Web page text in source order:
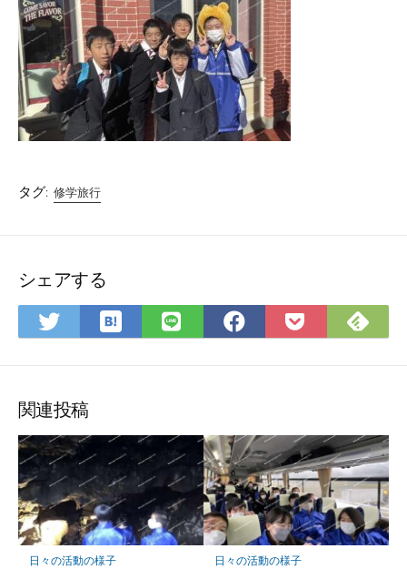
タグ: 修学旅行
シェアする
Twitter
で
ア
は
て
ク
マ
ー
ク
に
保
LINE
で
Facebook
で
Pocket
に
で
関連投稿
日々の活動の様子 日々の活動の様子